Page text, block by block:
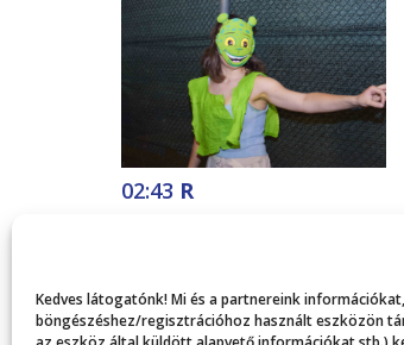
Kedves látogatónk! Mi és a partnereink
böngészéshez/regisztrációhoz használt eszközön
02:43 R